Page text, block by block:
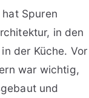
Spuren
in den
der Küche. Vor
war wichtig,
und